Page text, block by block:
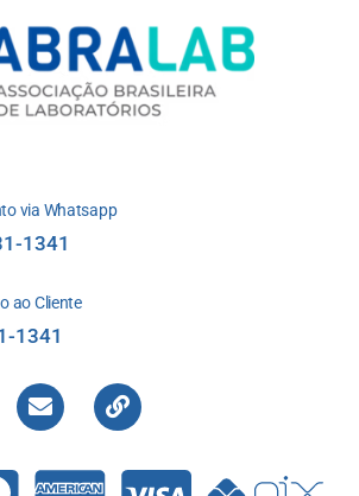
via Whatsapp
1341
ao Cliente
1341